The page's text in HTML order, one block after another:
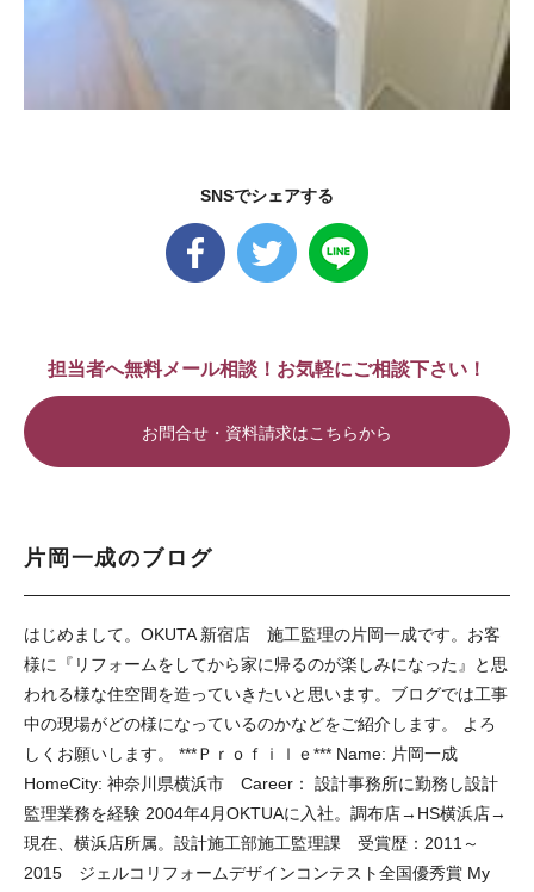
SNSでシェアする
担当者へ無料メール相談！お気軽にご相談下さい！
お問合せ・資料請求はこちらから
片岡一成のブログ
はじめまして。OKUTA 新宿店 施工監理の片岡一成です。お客
様に『リフォームをしてから家に帰るのが楽しみになった』と思
われる様な住空間を造っていきたいと思います。ブログでは工事
中の現場がどの様になっているのかなどをご紹介します。 よろ
しくお願いします。 ***Ｐｒｏｆｉｌｅ*** Name: 片岡一成
HomeCity: 神奈川県横浜市 Career： 設計事務所に勤務し設計
監理業務を経験 2004年4月OKTUAに入社。調布店→HS横浜店→
現在、横浜店所属。設計施工部施工監理課 受賞歴：2011～
2015 ジェルコリフォームデザインコンテスト全国優秀賞 My